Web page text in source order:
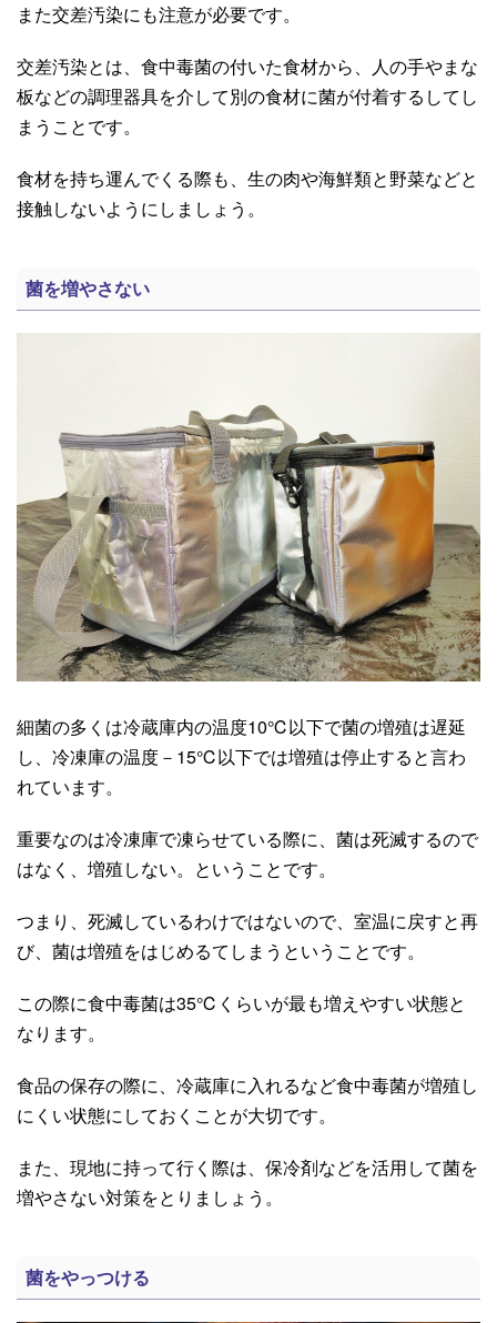
また交差汚染にも注意が必要です。
交差汚染とは、食中毒菌の付いた食材から、人の手やまな
板などの調理器具を介して別の食材に菌が付着するしてし
まうことです。
食材を持ち運んでくる際も、生の肉や海鮮類と野菜などと
接触しないようにしましょう。
菌を増やさない
細菌の多くは冷蔵庫内の温度10℃以下で菌の増殖は遅延
し、冷凍庫の温度－ 15℃以下では増殖は停止すると言わ
れています。
重要なのは冷凍庫で凍らせている際に、菌は死滅するので
はなく、増殖しない。ということです。
つまり、死滅しているわけではないので、室温に戻すと再
び、菌は増殖をはじめるてしまうということです。
この際に食中毒菌は35℃ くらいが最も増えやすい状態と
なります。
食品の保存の際に、冷蔵庫に入れるなど食中毒菌が増殖し
にくい状態にしておくことが大切です。
また、現地に持って行く際は、保冷剤などを活用して菌を
増やさない対策をとりましょう。
菌をやっつける